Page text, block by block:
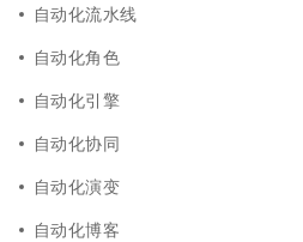
自动化流水线
自动化角色
自动化引擎
自动化协同
自动化演变
自动化博客